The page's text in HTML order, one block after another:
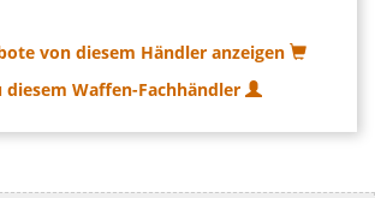
von diesem Händler anzeigen
Waffen-Fachhändler